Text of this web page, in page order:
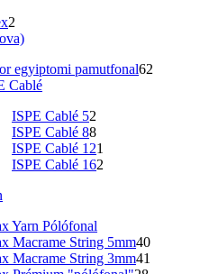
2
egyiptomi pamutfonal62
Cablé
ISPE Cablé 52
ISPE Cablé 88
ISPE Cablé 121
ISPE Cablé 162
Yarn Pólófonal
Macrame String 5mm40
Macrame String 3mm41